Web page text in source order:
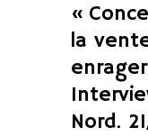
«
la
Nord.